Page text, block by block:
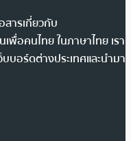
ารเกี่ยวกับ
พื่อคนไทย ในภาษาไทย เรา
บอร์ดต่างประเทศและนำมา